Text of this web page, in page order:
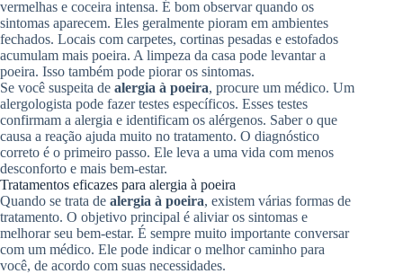
vermelhas e coceira intensa. É bom observar quando os
sintomas aparecem. Eles geralmente pioram em ambientes
fechados. Locais com carpetes, cortinas pesadas e estofados
acumulam mais poeira. A limpeza da casa pode levantar a
poeira. Isso também pode piorar os sintomas.
Se você suspeita de alergia à poeira, procure um médico. Um
alergologista pode fazer testes específicos. Esses testes
confirmam a alergia e identificam os alérgenos. Saber o que
causa a reação ajuda muito no tratamento. O diagnóstico
correto é o primeiro passo. Ele leva a uma vida com menos
desconforto e mais bem-estar.
Tratamentos eficazes para alergia à poeira
Quando se trata de alergia à poeira, existem várias formas de
tratamento. O objetivo principal é aliviar os sintomas e
melhorar seu bem-estar. É sempre muito importante conversar
com um médico. Ele pode indicar o melhor caminho para
você, de acordo com suas necessidades.